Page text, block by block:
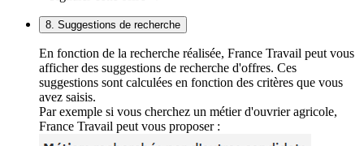
8. Suggestions de recherche
En fonction de la recherche réalisée, France Travail peut vous
afficher des suggestions de recherche d'offres. Ces
suggestions sont calculées en fonction des critères que vous
avez saisis.
Par exemple si vous cherchez un métier d'ouvrier agricole,
France Travail peut vous proposer :